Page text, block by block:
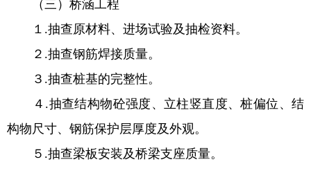
（三）桥涵工程
１.抽查原材料、进场试验及抽检资料。
２.抽查钢筋焊接质量。
３.抽查桩基的完整性。
４.抽查结构物砼强度、立柱竖直度、桩偏位、结
构物尺寸、钢筋保护层厚度及外观。
５.抽查梁板安装及桥梁支座质量。